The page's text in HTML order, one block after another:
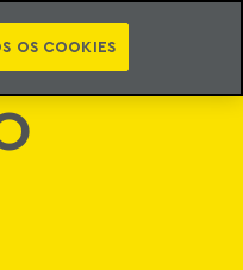
INTELIGÊNCIA JURÍDICA
OS COOKIES